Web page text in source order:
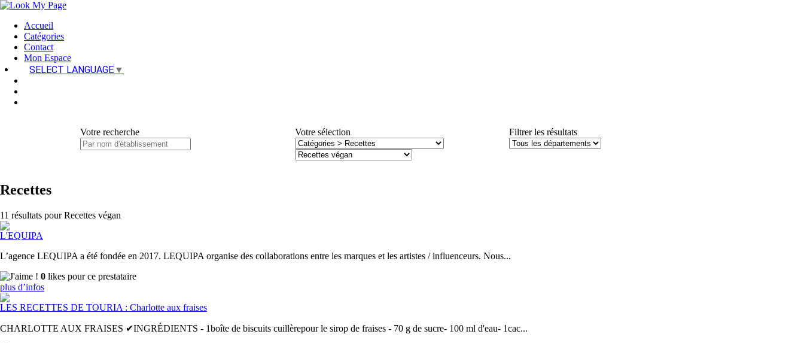
Accueil
Catégories
Contact
Mon Espace
SELECT LANGUAGE ▼
Votre recherche Votre sélection Filtrer les résultats
Recettes
11 résultats pourRecettes végan
L'EQUIPA
L’agence LEQUIPA a été fondée en 2017. LEQUIPA organise des collaborations entre les marques et les artistes / influenceurs. Nous...
0 likes pour ce prestataire
plus d’infos
LES RECETTES DE TOURIA : Charlotte aux fraises
CHARLOTTE AUX FRAISES ✔INGRÉDIENTS - 1boîte de biscuits cuillèrepour le sirop de fraises - 70 g de sucre- 100 ml d'eau- 1cac...